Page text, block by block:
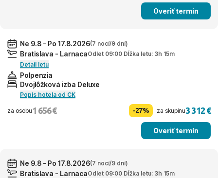
Overiť termín
Ne 9.8 - Po 17.8.2026(7 nocí/9 dní)
Bratislava - LarnacaOdlet 09:00 Dĺžka letu: 3h 15m
Detail letu
Polpenzia
Dvojlôžková izba Deluxe
Popis hotela od CK
za osobu 1 656 € -27% za skupinu3 312 €
Overiť termín
Ne 9.8 - Po 17.8.2026(7 nocí/9 dní)
Bratislava - LarnacaOdlet 09:00 Dĺžka letu: 3h 15m